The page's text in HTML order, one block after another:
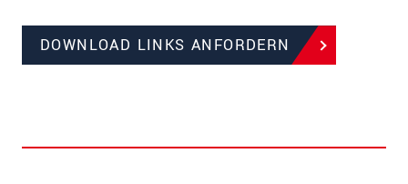
DOWNLOAD LINKS ANFORDERN